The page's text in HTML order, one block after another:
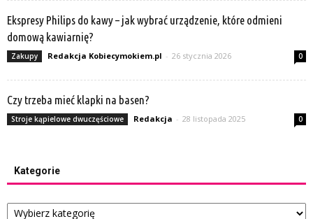
Ekspresy Philips do kawy – jak wybrać urządzenie, które odmieni
domową kawiarnię?
Zakupy Redakcja Kobiecymokiem.pl - 26 stycznia 2026 0
Czy trzeba mieć klapki na basen?
Stroje kąpielowe dwuczęściowe Redakcja - 28 listopada 2025 0
Kategorie
Kategorie